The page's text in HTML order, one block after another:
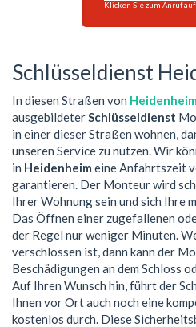
Klicken Sie zum Anruf
Schlüsseldienst
In diesen Straßen von Heidenheim
ausgebildeterSchlüsseldienst
in einer dieser Straßen wohnen,
unseren Service zu nutzen. Wir
in Heidenheim eine Anfahrtszeit
garantieren. Der Monteur wird
Ihrer Wohnung sein und sich Ihre
Das Öffnen einer zugefallenen
der Regel nur weniger Minuten.
verschlossen ist, dann kann der
Beschädigungen an dem Schloss
Auf Ihren Wunsch hin, führt der
Ihnen vor Ort auch noch eine
kostenlos durch. Diese